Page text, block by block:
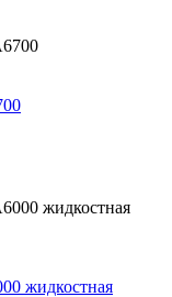
жидкостная